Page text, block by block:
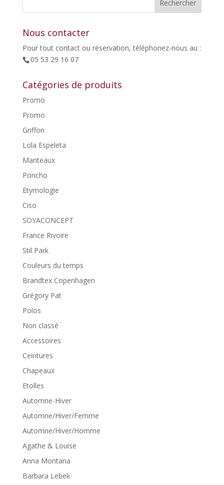
Nous contacter
Pour tout contact ou réservation, téléphonez-nous au :
05 53 29 16 07
Catégories de produits
Promo
Promo
Griffon
Lola Espeleta
Manteaux
Poncho
Etymologie
Ciso
SOYACONCEPT
France Rivoire
Stil Park
Couleurs du temps
Brandtex Copenhagen
Grégory Pat
Polos
Non classé
Accessoires
Ceintures
Chapeaux
Etolles
Automne-Hiver
Automne/Hiver/Femme
Automne/Hiver/Homme
Agathe & Louise
Anna Montana
Barbara Lebek